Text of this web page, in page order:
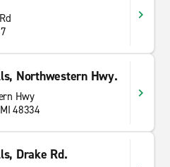
Northwestern Hwy.
Hwy
48334
Drake Rd.